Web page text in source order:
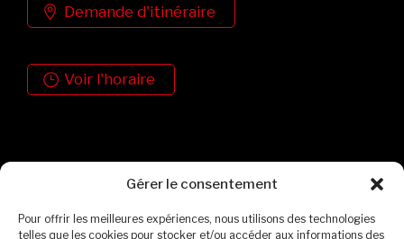
Gérer le consentement
Pour offrir les meilleures expériences, nous utilisons des technologies
telles que les cookies pour stocker et/ou accéder aux informations des
Demande d'itinéraire
Voir l'horaire
Formulaire de contact